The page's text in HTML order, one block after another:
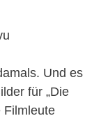
Und es
für „Die
Filmleute